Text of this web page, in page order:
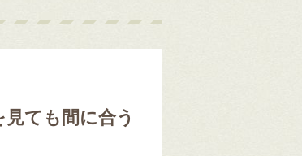
ても間に合う